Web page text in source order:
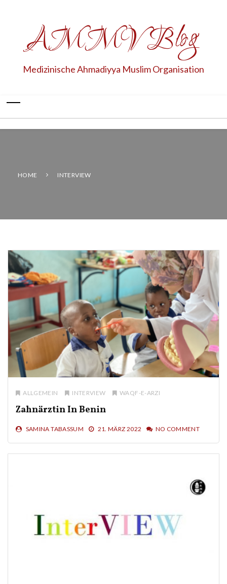
AMMV Blog
Medizinische Ahmadiyya Muslim Organisation
HOME INTERVIEW
ALLGEMEIN INTERVIEW WAQF-E-ARZI
Zahnärztin In Benin
SAMINA TABASSUM 21. MÄRZ 2022 NO COMMENT